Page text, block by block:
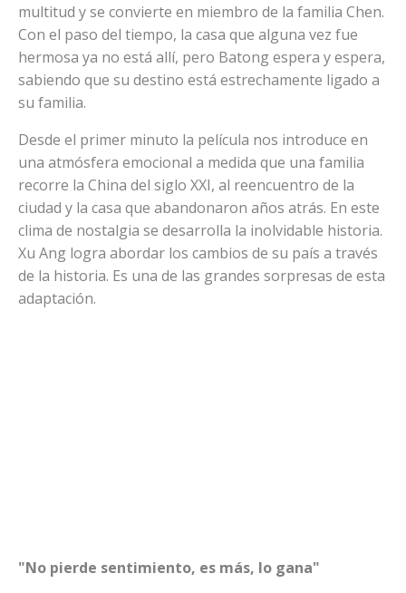
multitud y se convierte en miembro de la familia Chen.
Con el paso del tiempo, la casa que alguna vez fue
hermosa ya no está allí, pero Batong espera y espera,
sabiendo que su destino está estrechamente ligado a
su familia.
Desde el primer minuto la película nos introduce en
una atmósfera emocional a medida que una familia
recorre la China del siglo XXI, al reencuentro de la
ciudad y la casa que abandonaron años atrás. En este
clima de nostalgia se desarrolla la inolvidable historia.
Xu Ang logra abordar los cambios de su país a través
de la historia. Es una de las grandes sorpresas de esta
adaptación.
"No pierde sentimiento, es más, lo gana"